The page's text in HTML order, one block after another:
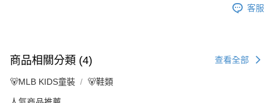
客服
商品相關分類 (4) 查看全部
🐻MLB KIDS童裝 🐻鞋類